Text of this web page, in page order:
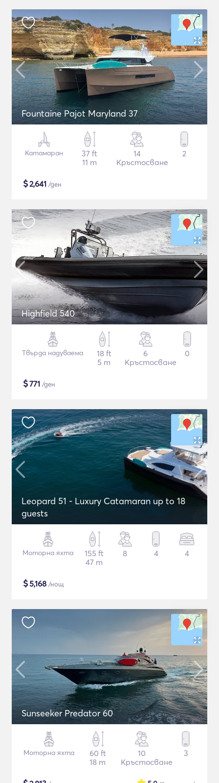
Fountaine Pajot Maryland 37
Катамаран
37 ft
11 m
14
Кръстосване
2
$2,641 /ден
Highfield 540
Твърда надуваема
18 ft
5 m
6
Кръстосване
0
$771 /ден
Leopard 51 - Luxury Catamaran up to 18
guests
Моторна яхта
155 ft
47 m
8 4 4
$5,168 /нощ
Sunseeker Predator 60
Моторна яхта
60 ft
18 m
10
Кръстосване
3